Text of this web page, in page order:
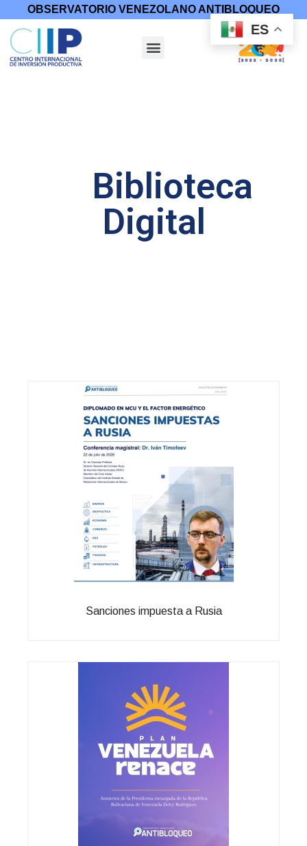
OBSERVATORIO VENEZOLANO ANTIBLOQUEO
Biblioteca
Digital
Sanciones impuesta a Rusia
ES